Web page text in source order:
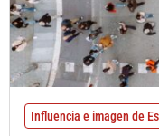
Influencia e imagen de